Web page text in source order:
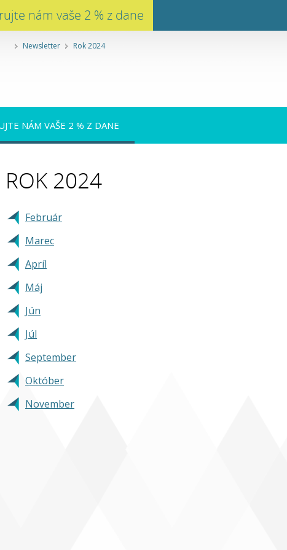
nám vaše 2 % z dane
Newsletter Rok 2024
NÁM VAŠE 2 % Z DANE
ROK 2024
Február
Marec
Apríl
Máj
Jún
Júl
September
Október
November